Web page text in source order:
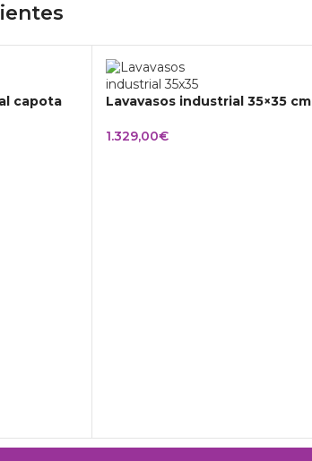
capota
Lavavasos industrial 35×35 cm
1.329,00€